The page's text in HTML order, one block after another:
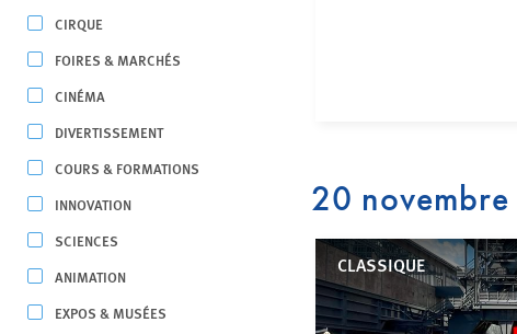
CIRQUE
FOIRES & MARCHÉS
CINÉMA
DIVERTISSEMENT
COURS & FORMATIONS
INNOVATION
SCIENCES
ANIMATION
EXPOS & MUSÉES
20
CLASSIQUE